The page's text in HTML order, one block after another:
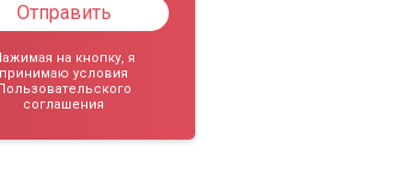
Отправить
на кнопку, я
принимаю условия
Пользовательского
соглашения